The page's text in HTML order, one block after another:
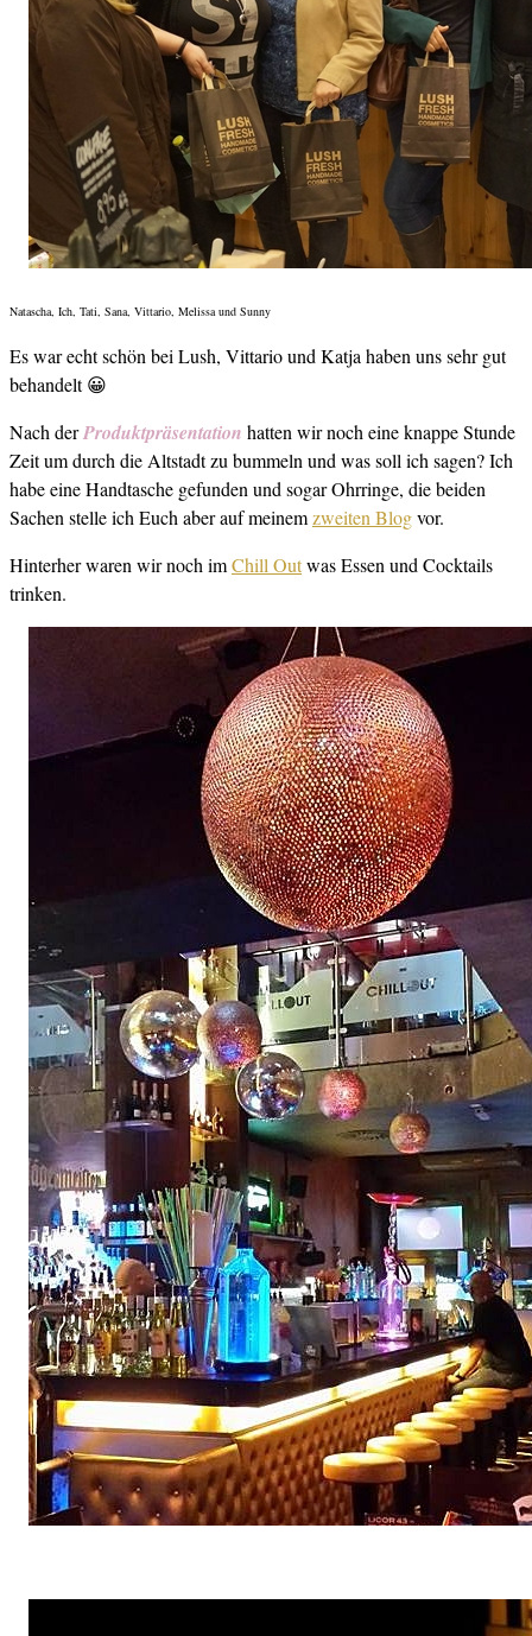
Natascha, Ich, Tati, Sana, Vittario, Melissa und Sunny
Es war echt schön bei Lush, Vittario und Katja haben uns sehr gut
behandelt 😀
Nach derProduktpräsentation hatten wir noch eine knappe Stunde
Zeit um durch die Altstadt zu bummeln und was soll ich sagen? Ich
habe eine Handtasche gefunden und sogar Ohrringe, die beiden
Sachen stelle ich Euch aber auf meinemzweiten Blogvor.
Hinterher waren wir noch imChill Outwas Essen und Cocktails
trinken.